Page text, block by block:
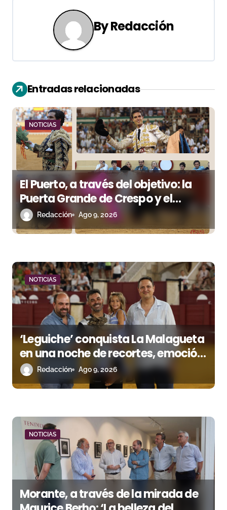
g
i
ó
n
d
e
e
n
r
d
a
ByRedacción
Entradas relacionadas
NOTICIAS
El Puerto, a través del objetivo: la
Puerta Grande de Crespo y el
aroma de Morante
Redacción Ago 9, 2026
NOTICIAS
‘Leguiche’ conquista La Malagueta
en una noche de recortes, emoción
y gran ambiente
Redacción Ago 9, 2026
NOTICIAS
Morante, a través de la mirada de